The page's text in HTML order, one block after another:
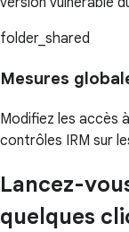
folder_shared
Mesures
Modifiez les accès
contrôles IRM sur
Lancez-
quelques